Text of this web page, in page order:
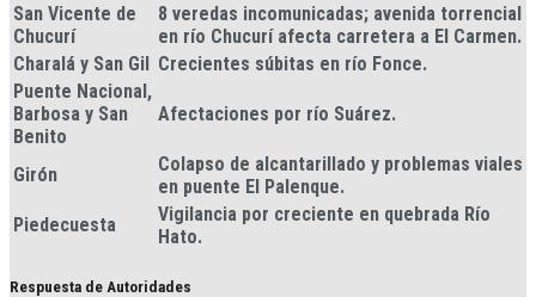
San Vicente de
Chucurí
8 veredas incomunicadas; avenida torrencial
en río Chucurí afecta carretera a El Carmen.
Charalá y San Gil Crecientes súbitas en río Fonce.
Puente Nacional,
Barbosa y San
Benito
Afectaciones por río Suárez.
Girón
Colapso de alcantarillado y problemas viales
en puente El Palenque.
Piedecuesta
Vigilancia por creciente en quebrada Río
Hato.
Respuesta de Autoridades